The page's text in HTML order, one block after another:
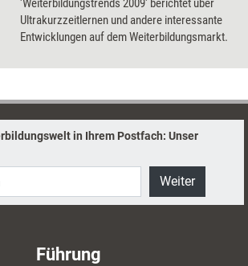
'Weiterbildungstrends 2009' berichtet über
Ultrakurzzeitlernen und andere interessante
Entwicklungen auf dem Weiterbildungsmarkt.
in Ihrem Postfach: Unser
Weiter
Führung